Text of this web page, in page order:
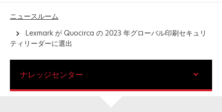
ニュースルーム
Lexmark が Quocirca の 2023 年グローバル印刷セキュリ
ティリーダーに選出
ナレッジセンター